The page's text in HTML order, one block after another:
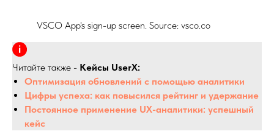
VSCO App's sign-up screen. Source: vsco.co
Читайте также - Кейсы UserX:
Оптимизация обновлений с помощью аналитики
Цифры успеха: как повысился рейтинг и удержание
Постоянное применение UX-аналитики: успешный
кейс